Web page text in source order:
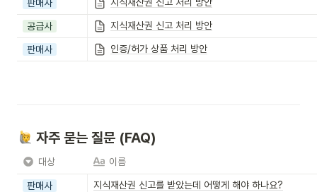
판매사
공급사 지식재산권 신고 처리 방안
판매사 인증/허가 상품 처리 방안
자주 묻는 질문 (FAQ)
대상 이름
판매사 지식재산권 신고를 받았는데 어떻게 해야 하나요?